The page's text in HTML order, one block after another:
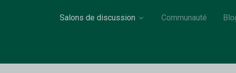
Salons de discussion Communauté